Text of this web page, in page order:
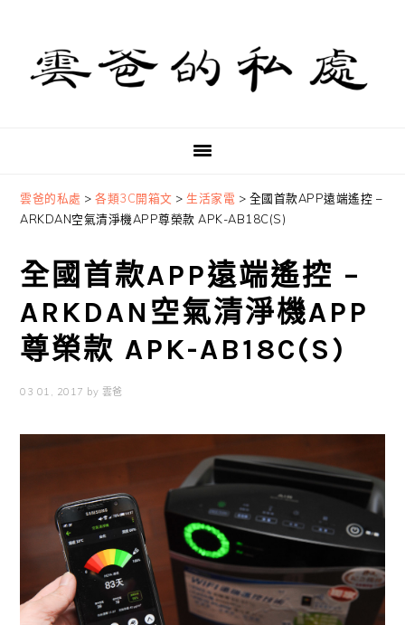
primary
navigation
content
primary
sidebar
雲爸的私處 >各類3C開箱文 > 生活家電 > 全國首款APP遠端遙控 –
ARKDAN空氣清淨機APP尊榮款 APK-AB18C(S)
全國首款APP遠端遙控 –
ARKDAN空氣清淨機APP
尊榮款 APK-AB18C(S)
03 01, 2017 by 雲爸